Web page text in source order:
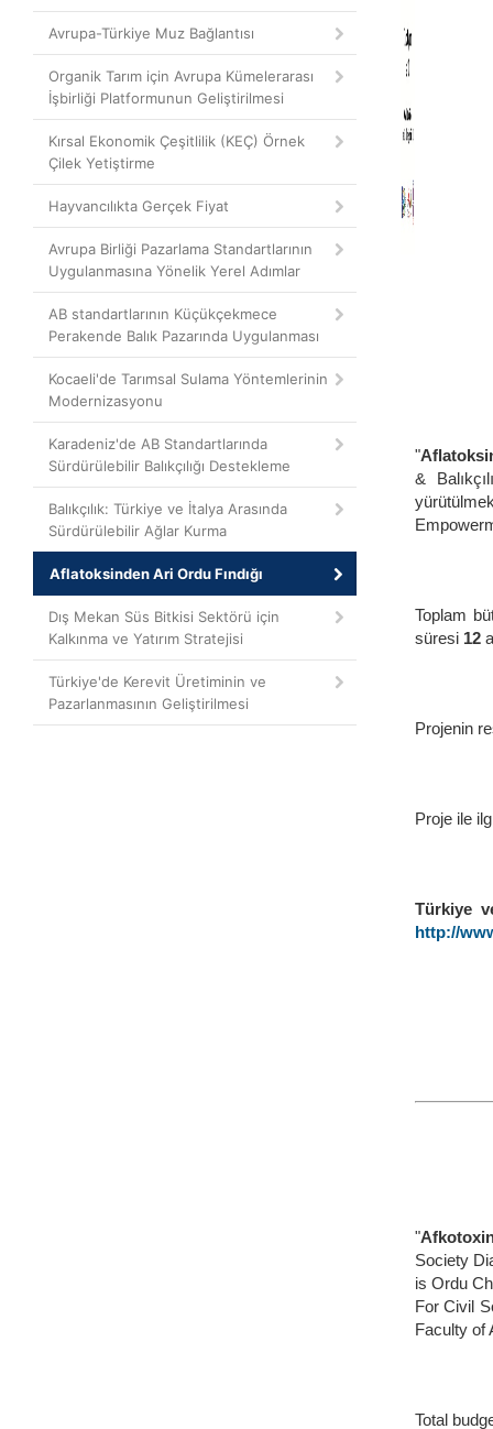
Avrupa-Türkiye Muz Bağlantısı
Organik Tarım için Avrupa Kümelerarası
İşbirliği Platformunun Geliştirilmesi
Kırsal Ekonomik Çeşitlilik (KEÇ) Örnek
Çilek Yetiştirme
Hayvancılıkta Gerçek Fiyat
Avrupa Birliği Pazarlama Standartlarının
Uygulanmasına Yönelik Yerel Adımlar
AB standartlarının Küçükçekmece
Perakende Balık Pazarında Uygulanması
Kocaeli'de Tarımsal Sulama Yöntemlerinin
Modernizasyonu
Karadeniz'de AB Standartlarında
Sürdürülebilir Balıkçılığı Destekleme
Balıkçılık: Türkiye ve İtalya Arasında
Sürdürülebilir Ağlar Kurma
Aflatoksinden Ari Ordu Fındığı
Dış Mekan Süs Bitkisi Sektörü için
Kalkınma ve Yatırım Stratejisi
Türkiye'de Kerevit Üretiminin ve
Pazarlanmasının Geliştirilmesi
"
&
Toplam
süresi 12
Projenin
Proje ile
Türkiye
http://
"
Society
is Ordu
For Civil
Faculty of
Total